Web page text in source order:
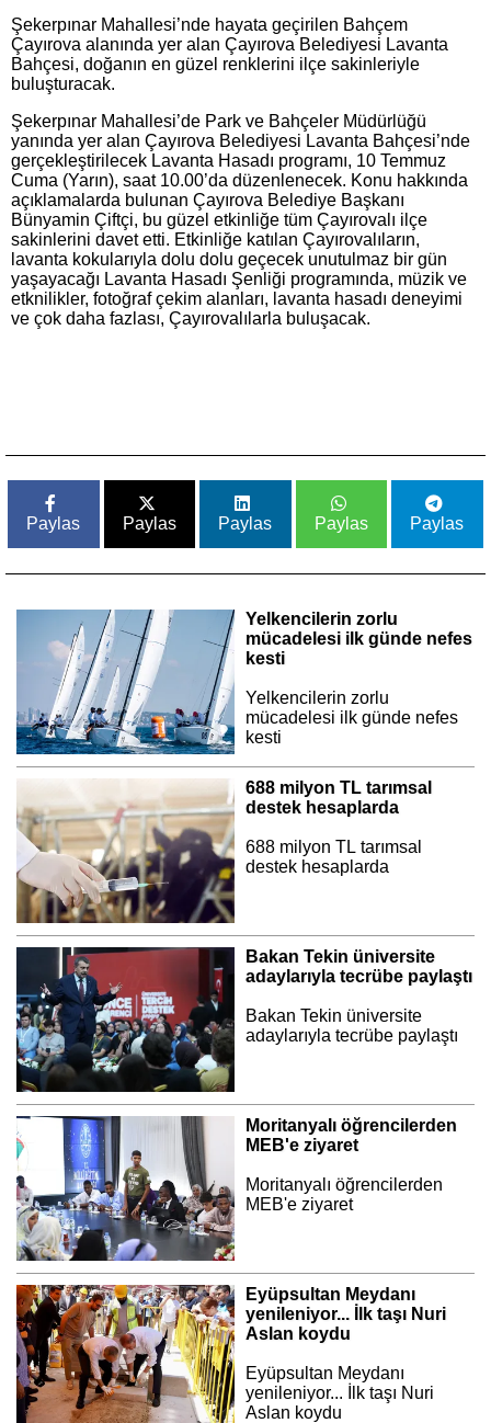
Şekerpınar Mahallesi’nde hayata geçirilen Bahçem
Çayırova alanında yer alan Çayırova Belediyesi Lavanta
Bahçesi, doğanın en güzel renklerini ilçe sakinleriyle
buluşturacak.
Şekerpınar Mahallesi’de Park ve Bahçeler Müdürlüğü
yanında yer alan Çayırova Belediyesi Lavanta Bahçesi’nde
gerçekleştirilecek Lavanta Hasadı programı, 10 Temmuz
Cuma (Yarın), saat 10.00’da düzenlenecek. Konu hakkında
açıklamalarda bulunan Çayırova Belediye Başkanı
Bünyamin Çiftçi, bu güzel etkinliğe tüm Çayırovalı ilçe
sakinlerini davet etti. Etkinliğe katılan Çayırovalıların,
lavanta kokularıyla dolu dolu geçecek unutulmaz bir gün
yaşayacağı Lavanta Hasadı Şenliği programında, müzik ve
etknilikler, fotoğraf çekim alanları, lavanta hasadı deneyimi
ve çok daha fazlası, Çayırovalılarla buluşacak.
Paylas Paylas Paylas Paylas Paylas
Yelkencilerin zorlu
mücadelesi ilk günde nefes
kesti
Yelkencilerin zorlu
mücadelesi ilk günde nefes
kesti
688 milyon TL tarımsal
destek hesaplarda
688 milyon TL tarımsal
destek hesaplarda
Bakan Tekin üniversite
adaylarıyla tecrübe paylaştı
Bakan Tekin üniversite
adaylarıyla tecrübe paylaştı
Moritanyalı öğrencilerden
MEB'e ziyaret
Moritanyalı öğrencilerden
MEB'e ziyaret
Eyüpsultan Meydanı
yenileniyor... İlk taşı Nuri
Aslan koydu
Eyüpsultan Meydanı
yenileniyor... İlk taşı Nuri
Aslan koydu